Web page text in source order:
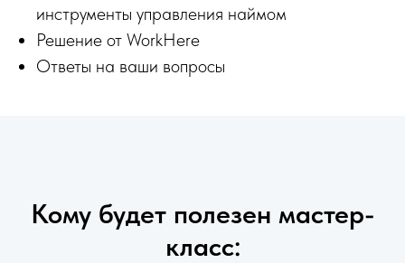
инструменты управления наймом
Решение от WorkHere
Ответы на ваши вопросы
Кому будет полезен мастер-
класс: